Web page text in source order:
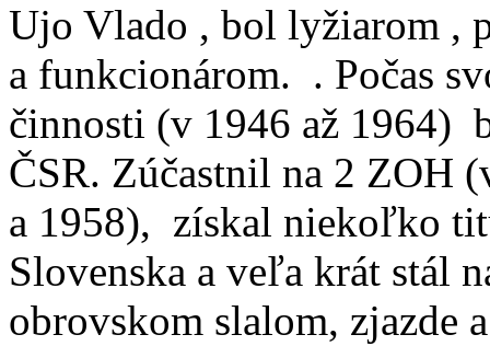
Ujo Vlado , bol lyžiarom ,
a funkcionárom. . Počas
činnosti (v 1946 až 1964)
ČSR. Zúčastnil na 2 ZOH
a 1958), získal niekoľko
Slovenska a veľa krát stál
obrovskom slalom, zjazde